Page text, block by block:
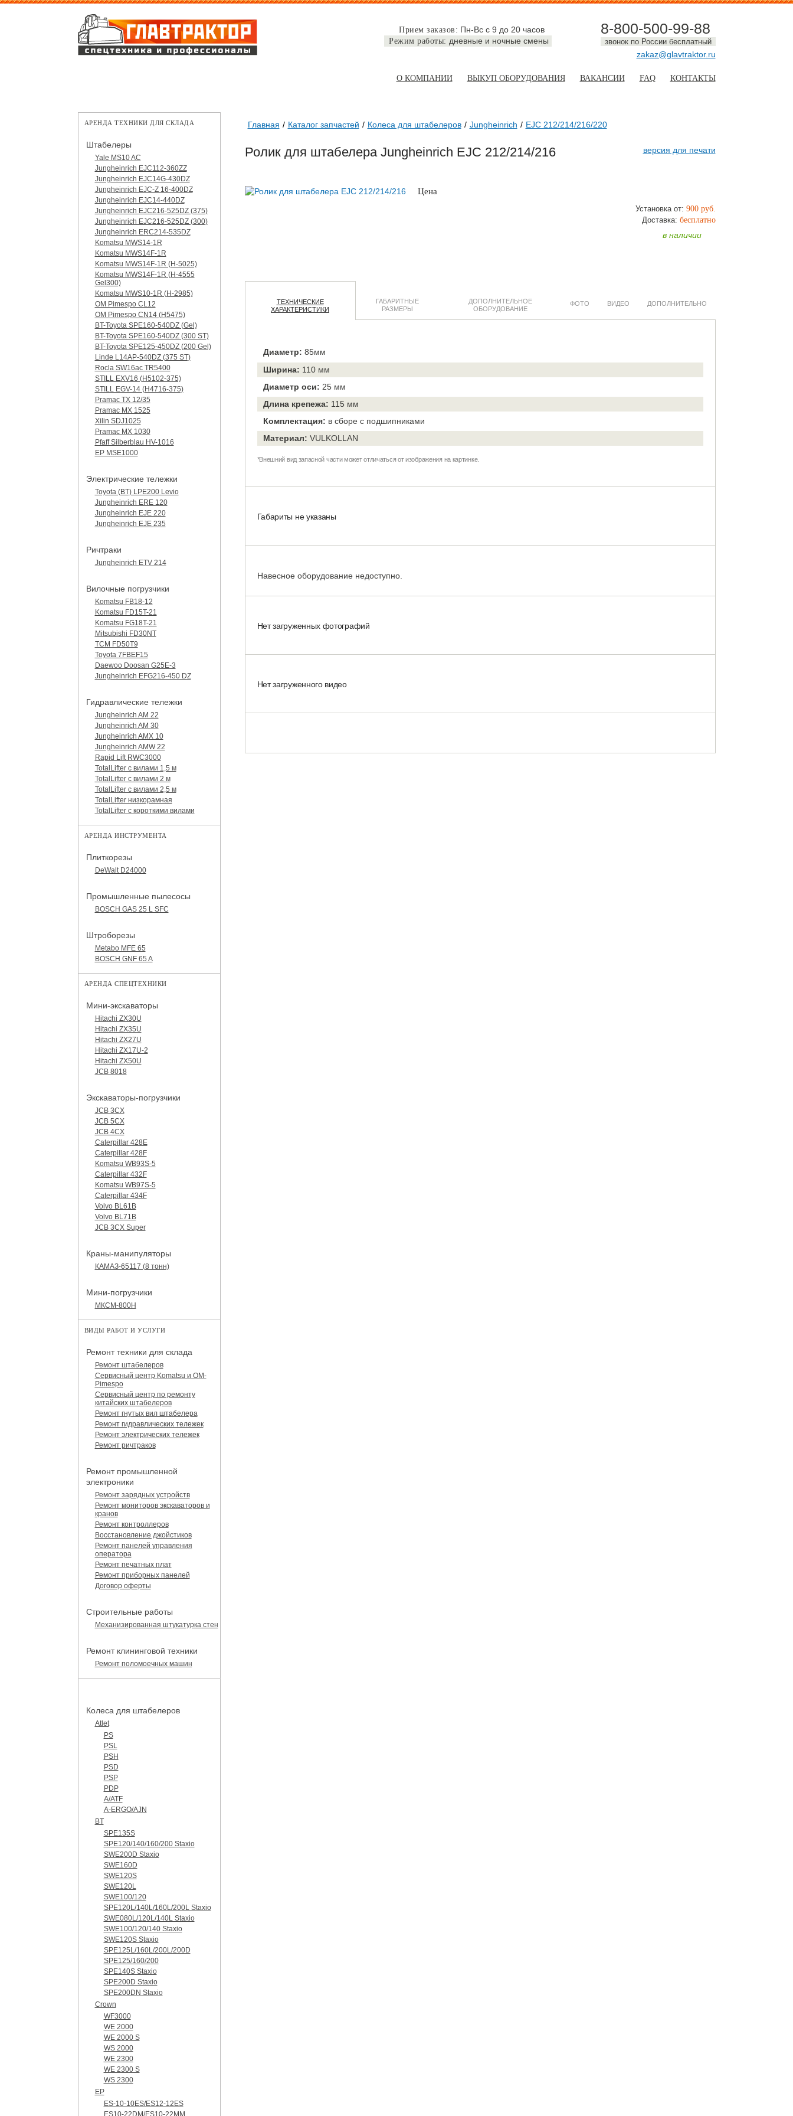
Прием заказов: Пн-Вс с 9 до 20 часов
Режим работы: дневные и ночные смены
8-800-500-99-88
звонок по России бесплатный
zakaz@glavtraktor.ru
О КОМПАНИИ ВЫКУП ОБОРУДОВАНИЯ ВАКАНСИИ FAQ КОНТАКТЫ
Главная Каталог запчастей Колеса для штабелеров Jungheinrich EJC 212/214/216/220
версия для печати
Ролик для штабелера Jungheinrich EJC 212/214/216
Цена
Установка от: 900 руб.
Доставка: бесплатно
в наличии
ТЕХНИЧЕСКИЕ
ХАРАКТЕРИСТИКИ
ГАБАРИТНЫЕ
РАЗМЕРЫ
ДОПОЛНИТЕЛЬНОЕ
ОБОРУДОВАНИЕ
ФОТО ВИДЕО ДОПОЛНИТЕЛЬНО
Диаметр: 85мм
Ширина: 110 мм
Диаметр оси: 25 мм
Длина крепежа: 115 мм
Комплектация: в сборе с подшипниками
Материал: VULKOLLAN
*Внешний вид запасной части может отличаться от изображения на картинке.
Габариты не указаны
Навесное оборудование недоступно.
Нет загруженных фотографий
Нет загруженного видео
АРЕНДА ТЕХНИКИ ДЛЯ СКЛАДА
Штабелеры
Yale MS10 AC
Jungheinrich EJC112-360ZZ
Jungheinrich EJC14G-430DZ
Jungheinrich EJC-Z 16-400DZ
Jungheinrich EJC14-440DZ
Jungheinrich EJC216-525DZ (375)
Jungheinrich EJC216-525DZ (300)
Jungheinrich ERC214-535DZ
Komatsu MWS14-1R
Komatsu MWS14F-1R
Komatsu MWS14F-1R (H-5025)
Komatsu MWS14F-1R (H-4555
Gel300)
Komatsu MWS10-1R (Н-2985)
OM Pimespo CL12
OM Pimespo CN14 (Н5475)
BT-Toyota SPE160-540DZ (Gel)
BT-Toyota SPE160-540DZ (300 ST)
BT-Toyota SPE125-450DZ (200 Gel)
Linde L14AP-540DZ (375 ST)
Rocla SW16ac TR5400
STILL EXV16 (H5102-375)
STILL EGV-14 (H4716-375)
Pramac TX 12/35
Pramac MX 1525
Xilin SDJ1025
Pramac MX 1030
Pfaff Silberblau HV-1016
EP MSE1000
Электрические тележки
Toyota (BT) LPE200 Levio
Jungheinrich ERE 120
Jungheinrich EJE 220
Jungheinrich EJE 235
Ричтраки
Jungheinrich ETV 214
Вилочные погрузчики
Komatsu FB18-12
Komatsu FD15T-21
Komatsu FG18T-21
Mitsubishi FD30NT
TCM FD50T9
Toyota 7FBEF15
Daewoo Doosan G25E-3
Jungheinrich EFG216-450 DZ
Гидравлические тележки
Jungheinrich AM 22
Jungheinrich AM 30
Jungheinrich AMX 10
Jungheinrich AMW 22
Rapid Lift RWC3000
TotalLifter с вилами 1,5 м
TotalLifter с вилами 2 м
TotalLifter с вилами 2,5 м
TotalLifter низкорамная
TotalLifter с короткими вилами
АРЕНДА ИНСТРУМЕНТА
Плиткорезы
DeWalt D24000
Промышленные пылесосы
BOSCH GAS 25 L SFC
Штроборезы
Metabo MFE 65
BOSCH GNF 65 A
АРЕНДА СПЕЦТЕХНИКИ
Мини-экскаваторы
Hitachi ZX30U
Hitachi ZX35U
Hitachi ZX27U
Hitachi ZX17U-2
Hitachi ZX50U
JCB 8018
Экскаваторы-погрузчики
JCB 3CX
JCB 5CX
JCB 4CX
Caterpillar 428E
Caterpillar 428F
Komatsu WB93S-5
Caterpillar 432F
Komatsu WB97S-5
Caterpillar 434F
Volvo BL61B
Volvo BL71B
JCB 3CX Super
Краны-манипуляторы
КАМАЗ-65117 (8 тонн)
Мини-погрузчики
МКСМ-800H
ВИДЫ РАБОТ И УСЛУГИ
Ремонт техники для склада
Ремонт штабелеров
Сервисный центр Komatsu и OM-
Pimespo
Сервисный центр по ремонту
китайских штабелеров
Ремонт гнутых вил штабелера
Ремонт гидравлических тележек
Ремонт электрических тележек
Ремонт ричтраков
Ремонт промышленной
электроники
Ремонт зарядных устройств
Ремонт мониторов экскаваторов и
кранов
Ремонт контроллеров
Восстановление джойстиков
Ремонт панелей управления
оператора
Ремонт печатных плат
Ремонт приборных панелей
Договор оферты
Строительные работы
Механизированная штукатурка стен
Ремонт клининговой техники
Ремонт поломоечных машин
Колеса для штабелеров
Atlet
PS
PSL
PSH
PSD
PSP
PDP
A/ATF
A-ERGO/AJN
BT
SPE135S
SPE120/140/160/200 Staxio
SWE200D Staxio
SWE160D
SWE120S
SWE120L
SWE100/120
SPE120L/140L/160L/200L Staxio
SWE080L/120L/140L Staxio
SWE100/120/140 Staxio
SWE120S Staxio
SPE125L/160L/200L/200D
SPE125/160/200
SPE140S Staxio
SPE200D Staxio
SPE200DN Staxio
Crown
WF3000
WE 2000
WE 2000 S
WS 2000
WE 2300
WE 2300 S
WS 2300
EP
ES-10-10ES/ES12-12ES
ES10-22DM/ES10-22MM